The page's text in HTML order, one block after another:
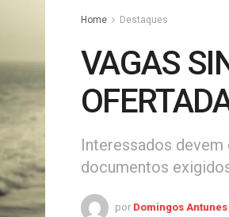
Home Destaques
VAGAS
Interessados
documentos
por Domingos